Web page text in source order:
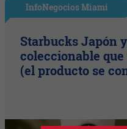
InfoNegocios Miami
Starbucks Japón
coleccionable
(el producto se